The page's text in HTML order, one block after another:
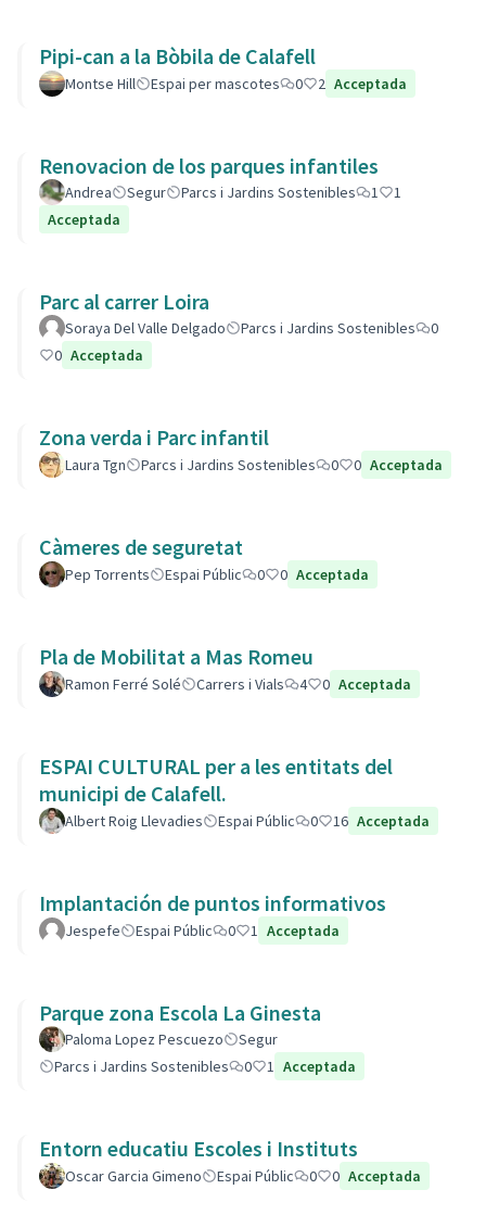
Pipi-can a la Bòbila de Calafell
Montse Hill Espai per mascotes 0 2 Acceptada
Renovacion de los parques infantiles
Andrea Segur Parcs i Jardins Sostenibles 1
1
Acceptada
Parc al carrer Loira
Soraya Del Valle Delgado Parcs i Jardins Sostenibles
0
0 Acceptada
Zona verda i Parc infantil
Laura Tgn Parcs i Jardins Sostenibles 0 0 Acceptada
Càmeres de seguretat
Pep Torrents Espai Públic 0 0 Acceptada
Pla de Mobilitat a Mas Romeu
Ramon Ferré Solé Carrers i Vials 4 0 Acceptada
ESPAI CULTURAL per a les entitats del
municipi de Calafell.
Albert Roig Llevadies Espai Públic 0 16 Acceptada
Implantación de puntos informativos
Jespefe Espai Públic 0 1 Acceptada
Parque zona Escola La Ginesta
Paloma Lopez Pescuezo
Segur
Parcs i Jardins Sostenibles
0 1 Acceptada
Entorn educatiu Escoles i Instituts
Oscar Garcia Gimeno Espai Públic 0 0 Acceptada